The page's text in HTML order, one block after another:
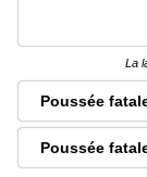
La
Poussée
Poussée